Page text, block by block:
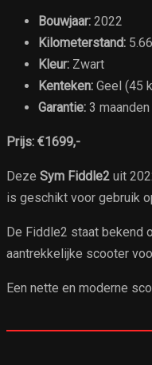
Bouwjaar: 2022
Kilometerstand:
Kleur: Zwart
Kenteken: Geel (45
Garantie: 3 maanden
Prijs: €1699,-
Deze Sym Fiddle2 uit
is geschikt voor gebruik
De Fiddle2 staat bekend
aantrekkelijke scooter
Een nette en moderne